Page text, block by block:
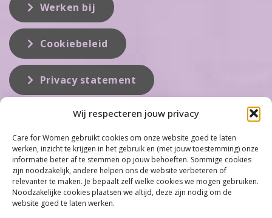
Wij respecteren jouw privacy
Care for Women gebruikt cookies om onze website goed te laten
werken, inzicht te krijgen in het gebruik en (met jouw toestemming) onze
informatie beter af te stemmen op jouw behoeften. Sommige cookies
zijn noodzakelijk, andere helpen ons de website verbeteren of
relevanter te maken. Je bepaalt zelf welke cookies we mogen gebruiken.
Noodzakelijke cookies plaatsen we altijd, deze zijn nodig om de
website goed te laten werken.
Werken bij
Cookiebeleid
Privacy statement
Care for Women is de eerste organisatie die zich inzet op het gebied
van hormonale problemen bij vrouwen. Met ruim 100 locaties
behoort Care for Women tot één van de grootste organisaties op dit
vakgebied...